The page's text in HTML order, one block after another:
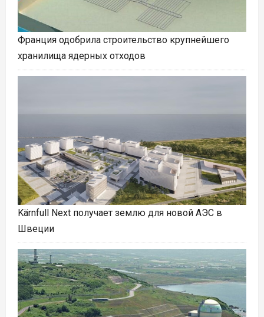
Франция одобрила строительство крупнейшего
хранилища ядерных отходов
Kärnfull Next получает землю для новой АЭС в
Швеции